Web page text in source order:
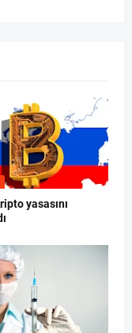
yasasını